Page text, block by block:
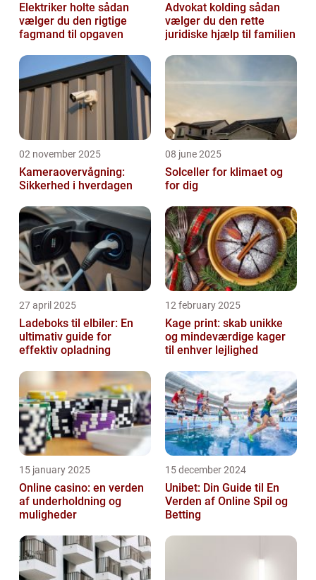
Elektriker holte sådan
vælger du den rigtige
fagmand til opgaven
Advokat kolding sådan
vælger du den rette
juridiske hjælp til familien
02 november 2025
Kameraovervågning:
Sikkerhed i hverdagen
08 june 2025
Solceller for klimaet og
for dig
27 april 2025
Ladeboks til elbiler: En
ultimativ guide for
effektiv opladning
12 february 2025
Kage print: skab unikke
og mindeværdige kager
til enhver lejlighed
15 january 2025
Online casino: en verden
af underholdning og
muligheder
15 december 2024
Unibet: Din Guide til En
Verden af Online Spil og
Betting